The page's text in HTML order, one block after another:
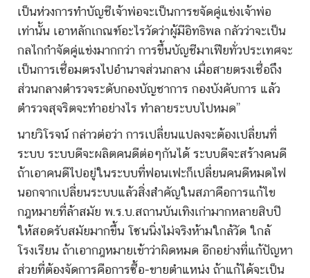
เป็นห่วงการทำบัญชีเจ้าพ่อจะเป็นการขจัดคู่แข่งเจ้าพ่อ
เท่านั้น เอาหลักเกณฑ์อะไรวัดว่าผู้มีอิทธิพล กลัวว่าจะเป็น
กลไกกำจัดคู่แข่งมากกว่า การขึ้นบัญชีมาเฟียทั่วประเทศจะ
เป็นการเชื่อมตรงไปอำนาจส่วนกลาง เมื่อสายตรงเชื่อถึง
ส่วนกลางตำรวจระดับกองบัญชาการ กองบังคับการ แล้ว
ตำรวจสุจริตจะทำอย่างไร ทำลายระบบไปหมด”
นายวิโรจน์ กล่าวต่อว่า การเปลี่ยนแปลงจะต้องเปลี่ยนที่
ระบบ ระบบดีจะผลิตคนดีต่อๆกันได้ ระบบดีจะสร้างคนดี
ถ้าเอาคนดีไปอยู่ในระบบที่ฟอนเฟะก็เปลี่ยนคนดีหมดไฟ
นอกจากเปลี่ยนระบบแล้วสิ่งสำคัญในสภาคือการแก้ไข
กฎหมายที่ล้าสมัย พ.ร.บ.สถานบันเทิงเก่ามากหลายสิบปี
ให้สอดรับสมัยมากขึ้น โซนนิ่งไม่จริงห้ามใกล้วัด ใกล้
โรงเรียน ถ้าเอากฎหมายเข้าว่าผิดหมด อีกอย่างที่แก้ปัญหา
ส่วยที่ต้องจัดการคือการซื้อ-ขายตำแหน่ง ถ้าแก้ได้จะเป็น